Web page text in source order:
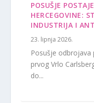
POSUŠJE
HERCEGOVINE:
INDUSTRIJA I
23. lipnja 2026.
Posušje
prvog Vrlo
do...